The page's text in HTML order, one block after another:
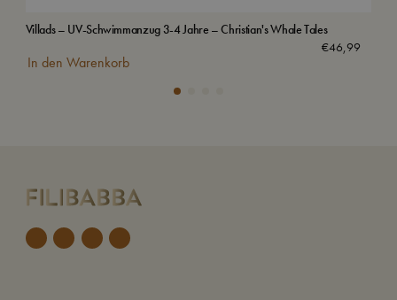
Villads – UV-Schwimmanzug 3-4 Jahre – Christian's Whale Tales
€46,99
In den Warenkorb